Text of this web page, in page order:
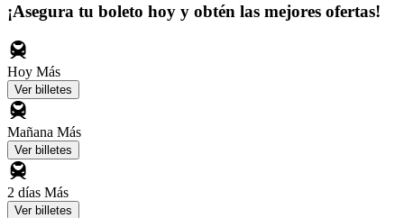
¡Asegura tu boleto hoy y obtén las mejores ofertas!
Hoy Más
Ver billetes
Mañana Más
Ver billetes
2 días Más
Ver billetes